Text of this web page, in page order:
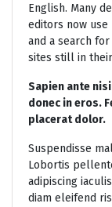
English. Many
editors now
and a search
sites still in
Sapien ante
donec in eros.
placerat dolor.
Suspendisse
Lobortis
adipiscing
diam eleifend